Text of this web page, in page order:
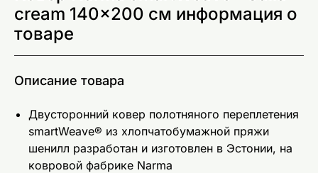
cream 140x200 см информация о
товаре
Описание товара
Двусторонний ковер полотняного переплетения
smartWeave® из хлопчатобумажной пряжи
шенилл разработан и изготовлен в Эстонии, на
ковровой фабрике Narma